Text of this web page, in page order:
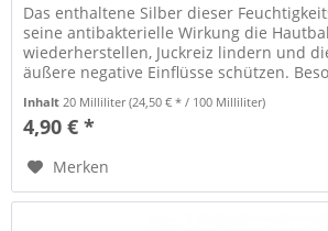
Das enthaltene Silber dieser
seine antibakterielle Wirkung die
wiederherstellen, Juckreiz lindern und
äußere negative Einflüsse schützen.
Inhalt 20 Milliliter(24,50 € * / 100 Milliliter)
4,90 € *
Merken